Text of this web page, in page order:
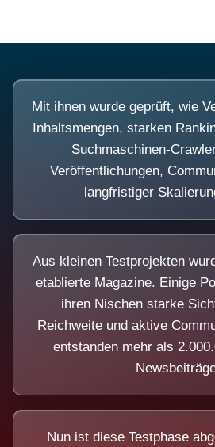
Mit ihnen wurde geprüft, wie
Inhaltsmengen, starken
Suchmaschinen-
Veröffentlichungen,
langfristiger
Aus kleinen Testprojekten
etablierte Magazine. Einige
ihren Nischen starke
Reichweite und aktive
entstanden mehr als
Nun ist diese Testphase